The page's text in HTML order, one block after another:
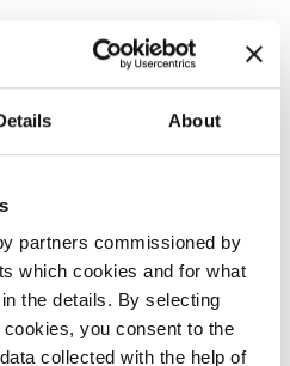
About
partners commissioned by
which cookies and for what
the details. By selecting
you consent to the
collected with the help of
4026631025126